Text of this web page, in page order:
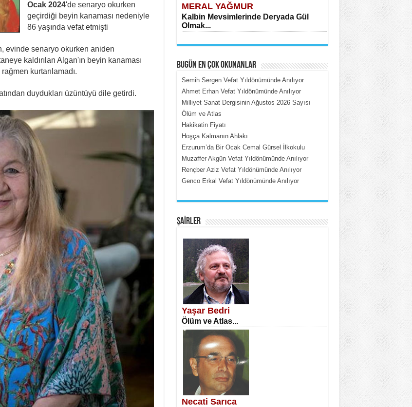
Ocak 2024'de senaryo okurken
geçirdiği beyin kanaması nedeniyle
86 yaşında vefat etmişti
evinde senaryo okurken aniden
kaldırılan Algan'ın beyin kanaması
kurtarılamadı.
duydukları üzüntüyü dile getirdi.
MERAL YAĞMUR
Kalbin Mevsimlerinde Deryada Gül
Olmak...
MEHMET ÇOBAN
İçerdeki Put Dışardaki Maskeler...
SATILMIŞ ÜMİT ÇETİNKAYA
Erkenlik...
NECLA DİLEK ARSLAN
Öğretmenler Günü Mahkemesi...
BUGÜN EN ÇOK OKUNANLAR
Semih Sergen Vefat Yıldönümünde Anılıyor
Ahmet Erhan Vefat Yıldönümünde Anılıyor
Milliyet Sanat Dergisinin Ağustos 2026 Sayısı
Ölüm ve Atlas
Hakikatin Fiyatı
Hoşça Kalmanın Ahlakı
Erzurum’da Bir Ocak Cemal Gürsel İlkokulu
Muzaffer Akgün Vefat Yıldönümünde Anılıyor
Rençber Aziz Vefat Yıldönümünde Anılıyor
Genco Erkal Vefat Yıldönümünde Anılıyor
ŞAİRLER
Yaşar Bedri
Ölüm ve Atlas...
Necati Sarıca